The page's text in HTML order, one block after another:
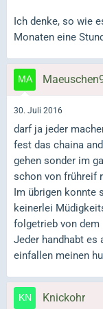
Ich denke, so wie
Monaten eine
30. Juli 2016
darf ja jeder
fest das chaina
gehen sonder im
schon von frühreif
Im übrigen konnte
keinerlei
folgetrieb von dem
Jeder handhabt es
einfallen meinen
Knickohr